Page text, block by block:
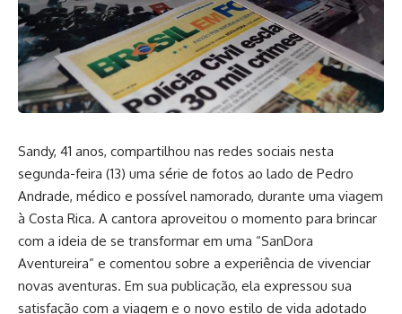
Sandy, 41 anos, compartilhou nas redes sociais nesta
segunda-feira (13) uma série de fotos ao lado de Pedro
Andrade, médico e possível namorado, durante uma viagem
à Costa Rica. A cantora aproveitou o momento para brincar
com a ideia de se transformar em uma “SanDora
Aventureira” e comentou sobre a experiência de vivenciar
novas aventuras. Em sua publicação, ela expressou sua
satisfação com a viagem e o novo estilo de vida adotado